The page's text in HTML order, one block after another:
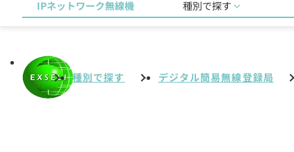
IPネットワーク無線機 種別で探す
種別で探す デジタル簡易無線登録局